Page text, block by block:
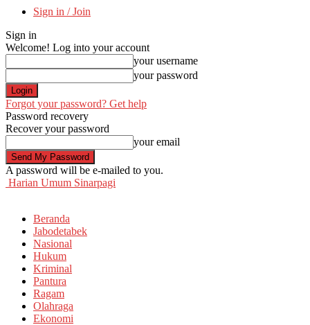
Sign in / Join
Sign in
Welcome! Log into your account
your username
your password
Forgot your password? Get help
Password recovery
Recover your password
your email
A password will be e-mailed to you.
Harian Umum Sinarpagi
Beranda
Jabodetabek
Nasional
Hukum
Kriminal
Pantura
Ragam
Olahraga
Ekonomi